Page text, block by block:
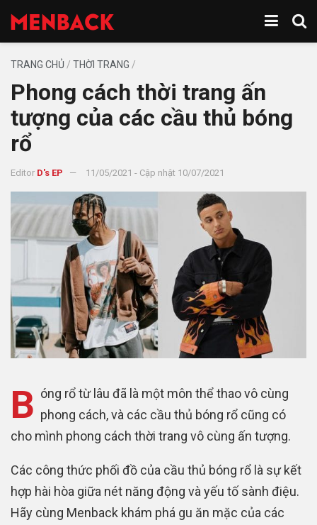
TRANG CHỦ / THỜI TRANG /
Phong cách thời trang ấn
tượng của các cầu thủ bóng
rổ
Editor D's EP 11/05/2021 - Cập nhật 10/07/2021
B óng rổ từ lâu đã là một môn thể thao vô cùng
phong cách, và các cầu thủ bóng rổ cũng có
cho mình phong cách thời trang vô cùng ấn tượng.
Các công thức phối đồ của cầu thủ bóng rổ là sự kết
hợp hài hòa giữa nét năng động và yếu tố sành điệu.
Hãy cùng Menback khám phá gu ăn mặc của các